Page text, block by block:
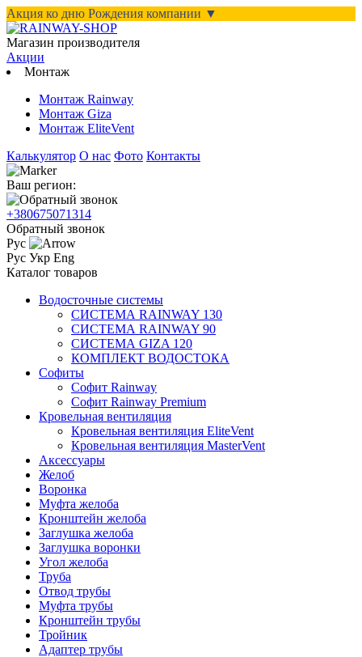
Акция ко дню Рождения компании ▼
Магазин производителя
Акции
Монтаж
Монтаж Rainway
Монтаж Giza
Монтаж EliteVent
Калькулятор О нас Фото Контакты
Ваш регион:
+380675071314
Обратный звонок
Рус
Рус Укр Eng
Каталог товаров
Водосточные системы
СИСТЕМА RAINWAY 130
СИСТЕМА RAINWAY 90
СИСТЕМА GIZA 120
КОМПЛЕКТ ВОДОСТОКА
Софиты
Софит Rainway
Софит Rainway Premium
Кровельная вентиляция
Кровельная вентиляция EliteVent
Кровельная вентиляция MasterVent
Аксессуары
Желоб
Воронка
Муфта желоба
Кронштейн желоба
Заглушка желоба
Заглушка воронки
Угол желоба
Труба
Отвод трубы
Муфта трубы
Кронштейн трубы
Тройник
Адаптер трубы